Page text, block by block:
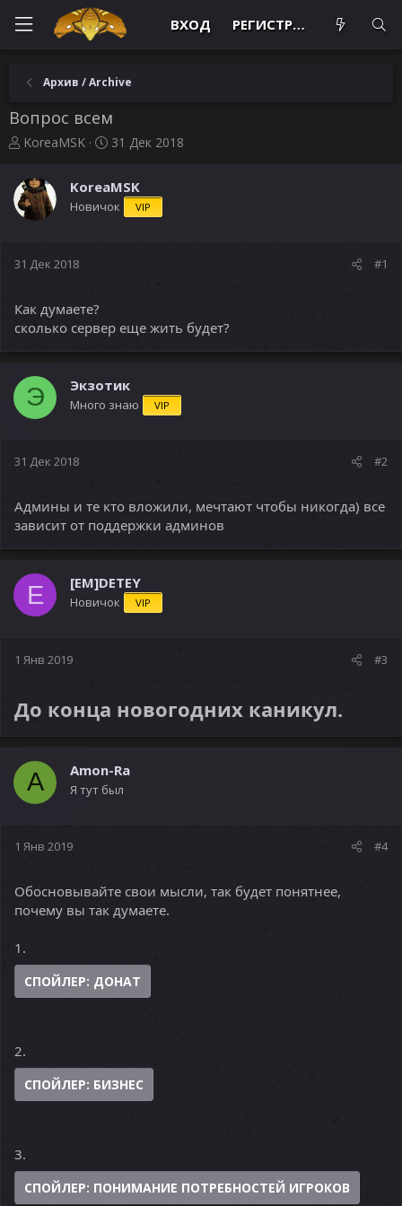
ВХОД РЕГИСТРАЦИЯ
Архив / Archive
Вопрос всем
А
т
о
р
м
KoreaMSK
Д
а
н
31 Дек 2018
KoreaMSK
Новичок VIP
31 Дек 2018 #1
Как думаете?
сколько сервер еще жить будет?
Э Экзотик
Много знаю VIP
31 Дек 2018 #2
Админы и те кто вложили, мечтают чтобы никогда) все
зависит от поддержки админов
E [EM]DETEY
Новичок VIP
1 Янв 2019 #3
До конца новогодних каникул.
A Amon-Ra
Я тут был
1 Янв 2019 #4
Обосновывайте свои мысли, так будет понятнее,
почему вы так думаете.
1.
СПОЙЛЕР: ДОНАТ
2.
СПОЙЛЕР: БИЗНЕС
3.
СПОЙЛЕР: ПОНИМАНИЕ ПОТРЕБНОСТЕЙ ИГРОКОВ